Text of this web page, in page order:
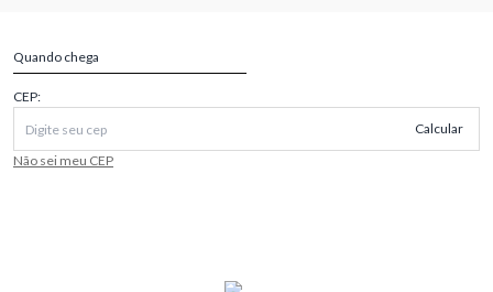
Quando chega
CEP:
Calcular
Não sei meu CEP